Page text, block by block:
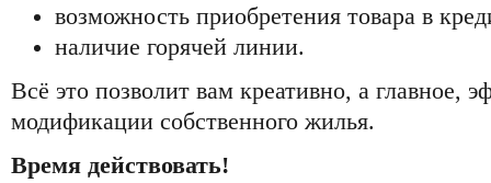
возможность приобретения товара в
наличие горячей линии.
Всё это позволит вам креативно, а главное,
модификации собственного жилья.
Время действовать!